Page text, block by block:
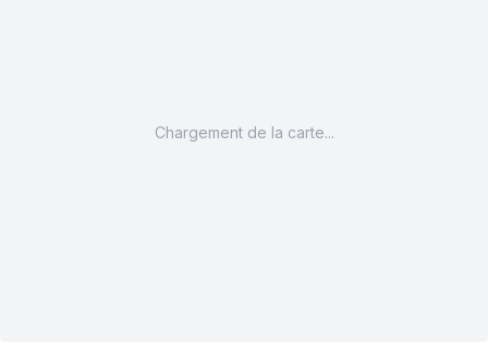
Chargement de la carte...